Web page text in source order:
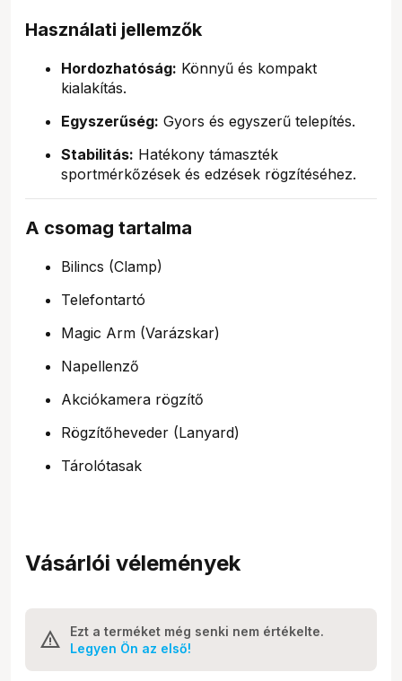
Használati jellemzők
Hordozhatóság: Könnyű és kompakt
kialakítás.
Egyszerűség: Gyors és egyszerű telepítés.
Stabilitás: Hatékony támaszték
sportmérkőzések és edzések rögzítéséhez.
A csomag tartalma
Bilincs (Clamp)
Telefontartó
Magic Arm (Varázskar)
Napellenző
Akciókamera rögzítő
Rögzítőheveder (Lanyard)
Tárolótasak
Vásárlói vélemények
Ezt a terméket még senki nem értékelte.
Legyen Ön az első!